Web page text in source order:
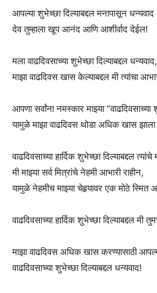
आपल्या शुभेच्छा दिल्याबद्दल मनापासून धन्यवाद
देव तुम्हाला खूप आनंद आणि आशीर्वाद देईल!
मला वाढदिवसाच्या शुभेच्छा दिल्याबद्दल धन्यवाद,
माझा वाढदिवस खास केल्याबद्दल मी त्यांचा
आपणा सर्वांना नमस्कार माझ्या “वाढदिवसाच्या
यामुळे माझा वाढदिवस थोडा अधिक खास झाला
वाढदिवसाच्या हार्दिक शुभेच्छा दिल्याबद्दल
मी माझ्या सर्व मित्रांचे नेहमी आभारी राहीन,
यामुळे नेहमीच माझ्या चेहर्‍यावर एक मोठे स्मित
वाढदिवसाच्या हार्दिक शुभेच्छा दिल्याबद्दल मी
माझा वाढदिवस अधिक खास करण्यासाठी
वाढदिवसाच्या शुभेच्छा दिल्याबद्दल धन्यवाद!